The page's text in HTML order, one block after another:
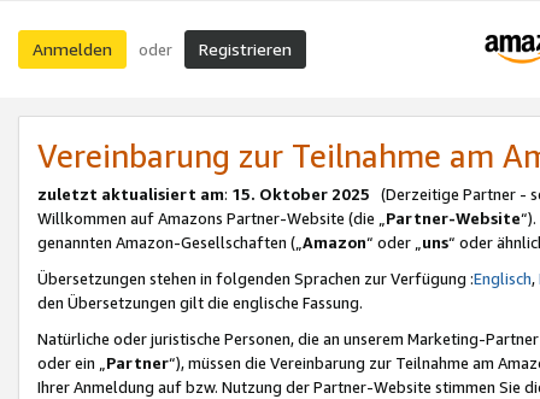
Anmelden oder Registrieren
Vereinbarung zur Teilnahme am
zuletzt aktualisiert am: 15. Oktober 2025 (Derzeitige Partner -
Willkommen auf Amazons Partner-Website (die „Partner-Website
genannten Amazon-Gesellschaften („Amazon“ oder „uns“ oder
Übersetzungen stehen in folgenden Sprachen zur Verfügung :Englisch,
den Übersetzungen gilt die englische Fassung.
Natürliche oder juristische Personen, die an unserem Marketing-
oder ein „Partner“), müssen die Vereinbarung zur Teilnahme am
Ihrer Anmeldung auf bzw. Nutzung der Partner-Website stimmen Sie